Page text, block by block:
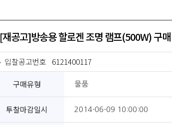
[재공고]방송용 할로겐 조명 램프(500W) 구매
입찰공고번호 6121400117
구매유형 물품
투찰마감일시 2014-06-09 10:00:00